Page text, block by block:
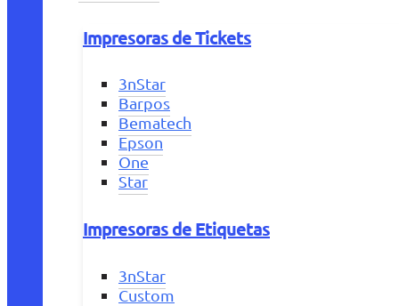
Impresoras de Tickets
3nStar
Barpos
Bematech
Epson
One
Star
Impresoras de Etiquetas
3nStar
Custom